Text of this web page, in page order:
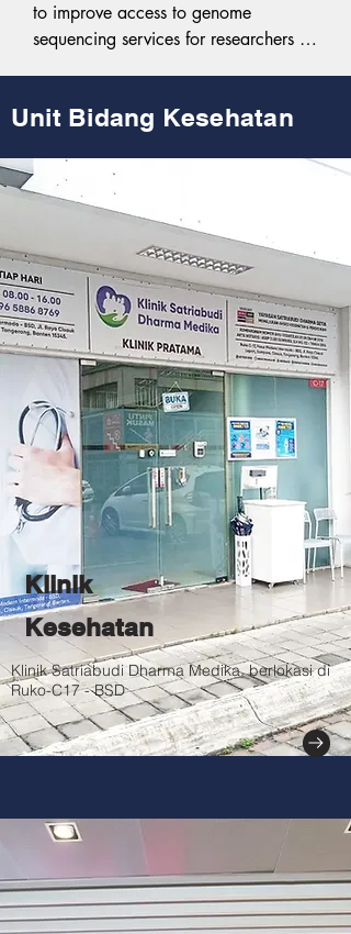
to improve access to genome
sequencing services for researchers in
collaborated with genome sequencing
Technologies (ONT).
Unit Bidang Kesehatan
Klinik
Kesehatan
Klinik Satriabudi Dharma Medika, berlokasi di
Ruko-C17 - BSD